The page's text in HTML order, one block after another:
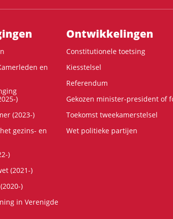
en
)
(2023-)
gezins- en
)
(2021-)
)
in Verenigde
Ontwikke­lingen
Constitutionele toetsing
Kiesstelsel
Referendum
Gekozen minister-president of
Toekomst tweekamerstelsel
Wet politieke partijen